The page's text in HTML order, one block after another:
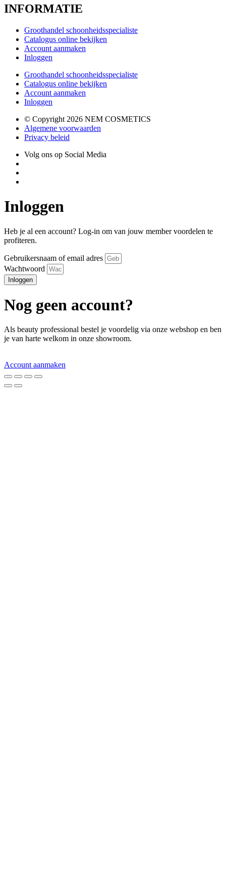
INFORMATIE
Groothandel schoonheidsspecialiste
Catalogus online bekijken
Account aanmaken
Inloggen
Groothandel schoonheidsspecialiste
Catalogus online bekijken
Account aanmaken
Inloggen
© Copyright 2026 NEM COSMETICS
Algemene voorwaarden
Privacy beleid
Volg ons op Social Media
Inloggen
Heb je al een account? Log-in om van jouw member voordelen te
profiteren.
Gebruikersnaam of email adres
Wachtwoord
Inloggen
Nog geen account?
Als beauty professional bestel je voordelig via onze webshop en ben
je van harte welkom in onze showroom.
Account aanmaken